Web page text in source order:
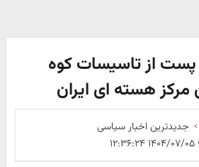
پست از تاسیسات کوه
مرکز هسته ای ایران
جدیدترین اخبار سیاسی
۱۴۰۴/۰۷/۰۵ ۱۲:۳۶:۲۴